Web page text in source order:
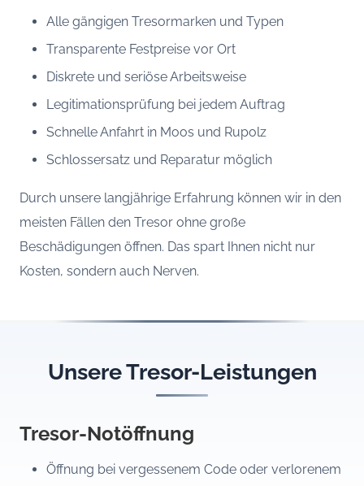
Alle gängigen Tresormarken und Typen
Transparente Festpreise vor Ort
Diskrete und seriöse Arbeitsweise
Legitimationsprüfung bei jedem Auftrag
Schnelle Anfahrt in Moos und Rupolz
Schlossersatz und Reparatur möglich
Durch unsere langjährige Erfahrung können wir in den
meisten Fällen den Tresor ohne große
Beschädigungen öffnen. Das spart Ihnen nicht nur
Kosten, sondern auch Nerven.
Unsere Tresor-Leistungen
Tresor-Notöffnung
Öffnung bei vergessenem Code oder verlorenem